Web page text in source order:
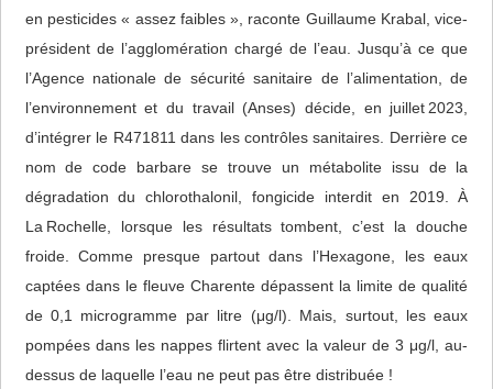
en pesticides « assez faibles », raconte Guillaume Krabal, vice-
président de l’agglomération chargé de l’eau. Jusqu’à ce que
l’Agence nationale de sécurité sanitaire de l’alimentation, de
l’environnement et du travail (Anses) décide, en juillet 2023,
d’intégrer le R471811 dans les contrôles sanitaires. Derrière ce
nom de code barbare se trouve un métabolite issu de la
dégradation du chlorothalonil, fongicide interdit en 2019. À
La Rochelle, lorsque les résultats tombent, c’est la douche
froide. Comme presque partout dans l’Hexagone, les eaux
captées dans le fleuve Charente dépassent la limite de qualité
de 0,1 microgramme par litre (μg/l). Mais, surtout, les eaux
pompées dans les nappes flirtent avec la valeur de 3 μg/l, au-
dessus de laquelle l’eau ne peut pas être distribuée !